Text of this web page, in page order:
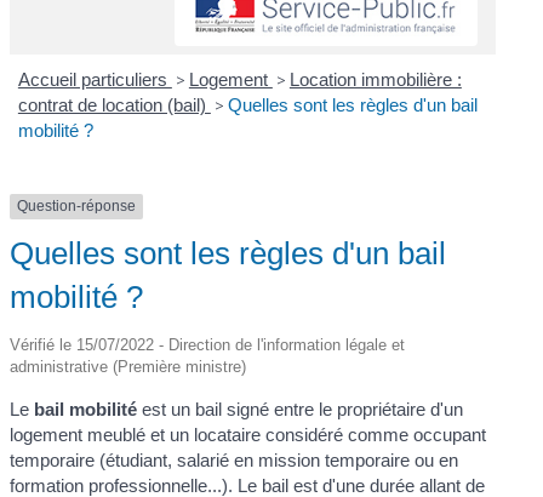
Accueil particuliers > Logement > Location immobilière :
contrat de location (bail) > Quelles sont les règles d'un bail
mobilité ?
Question-réponse
Quelles sont les règles d'un bail
mobilité ?
Vérifié le 15/07/2022 - Direction de l'information légale et
administrative (Première ministre)
Le bail mobilité est un bail signé entre le propriétaire d'un
logement meublé et un locataire considéré comme occupant
temporaire (étudiant, salarié en mission temporaire ou en
formation professionnelle...). Le bail est d'une durée allant de